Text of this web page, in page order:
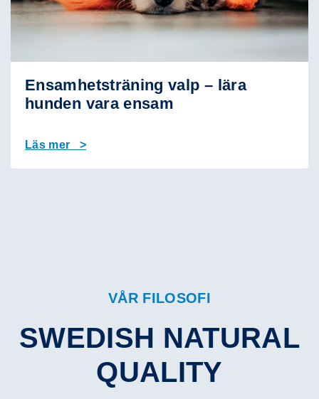
Ensamhetsträning valp – lära
hunden vara ensam
Läs mer >
VÅR FILOSOFI
SWEDISH NATURAL
QUALITY